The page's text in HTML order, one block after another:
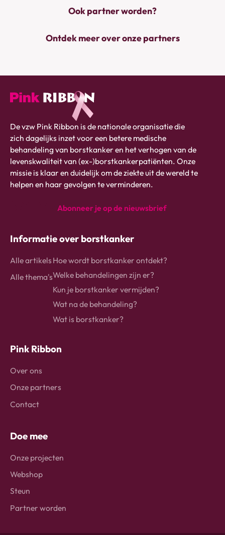
Ook partner worden?
Ontdek meer over onze partners
Pink
ribbon
logo
-
link
naar
De vzw Pink Ribbon is de nationale organisatie die
zich dagelijks inzet voor een betere medische
behandeling van borstkanker en het verhogen van de
levenskwaliteit van (ex-)borstkankerpatiënten. Onze
missie is klaar en duidelijk om de ziekte uit de wereld te
helpen en haar gevolgen te verminderen.
Abonneer je op de nieuwsbrief
Informatie over borstkanker
Alle artikels
Alle thema's
Hoe wordt borstkanker ontdekt?
Welke behandelingen zijn er?
Kun je borstkanker vermijden?
Wat na de behandeling?
Wat is borstkanker?
Pink Ribbon
Over ons
Onze partners
Contact
Doe mee
Onze projecten
Webshop
Steun
Partner worden